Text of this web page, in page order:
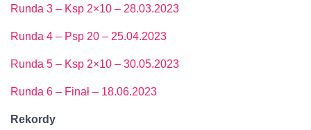
Runda 3 – Ksp 2×10 – 28.03.2023
Runda 4 – Psp 20 – 25.04.2023
Runda 5 – Ksp 2×10 – 30.05.2023
Runda 6 – Finał – 18.06.2023
Rekordy